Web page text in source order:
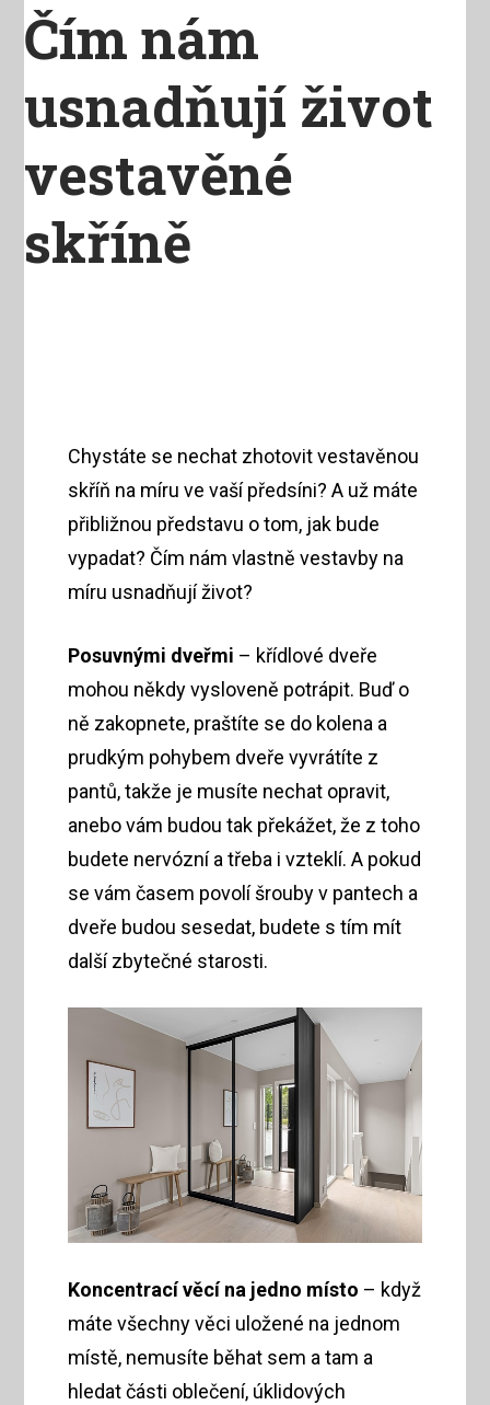
Čím nám
usnadňují život
vestavěné
skříně
Chystáte se nechat zhotovit vestavěnou
skříň na míru ve vaší předsíni? A už máte
přibližnou představu o tom, jak bude
vypadat? Čím nám vlastně vestavby na
míru usnadňují život?
Posuvnými dveřmi – křídlové dveře
mohou někdy vysloveně potrápit. Buď o
ně zakopnete, praštíte se do kolena a
prudkým pohybem dveře vyvrátíte z
pantů, takže je musíte nechat opravit,
anebo vám budou tak překážet, že z toho
budete nervózní a třeba i vzteklí. A pokud
se vám časem povolí šrouby v pantech a
dveře budou sesedat, budete s tím mít
další zbytečné starosti.
Koncentrací věcí na jedno místo – když
máte všechny věci uložené na jednom
místě, nemusíte běhat sem a tam a
hledat části oblečení, úklidových